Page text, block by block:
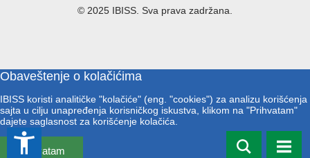
© 2025 IBISS. Sva prava zadržana.
Obaveštenje o kolačićima
IBISS koristi analitičke "kolačiće" (eng. "cookies") za analizu korišćenja
sajta u cilju unapređenja korisničkog iskustva, klikom na "Prihvatam"
dajete saglasnost za korišćenje kolačića.
Prihvatam
accessibility_new